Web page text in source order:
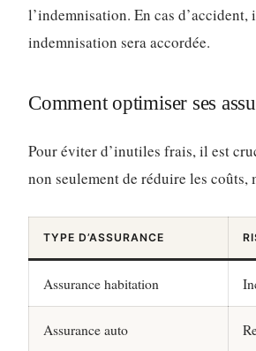
l’indemnisation. En cas
indemnisation sera accordée.
Comment optimiser ses
Pour éviter d’inutiles frais, il est
non seulement de réduire les coûts,
TYPE D’ASSURANCE
Assurance habitation
Assurance auto